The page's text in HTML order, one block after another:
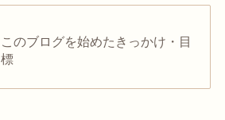
このブログを始めたきっかけ・目
標